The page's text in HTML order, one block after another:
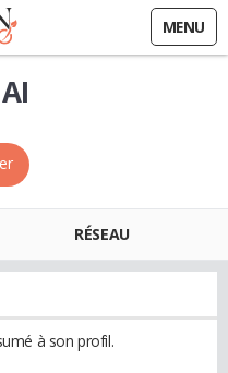
MENU
RÉSEAU
à son profil.